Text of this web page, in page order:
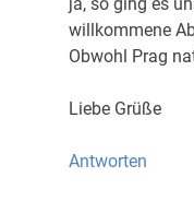
willkommene
Obwohl Prag
Liebe Grüße
Antworten